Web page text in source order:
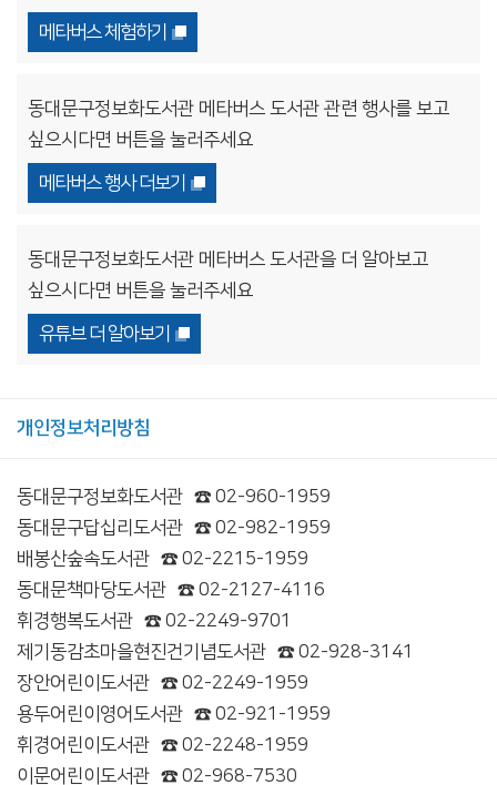
메타버스 체험하기
동대문구정보화도서관 메타버스 도서관 관련 행사를 보고
싶으시다면 버튼을 눌러주세요
메타버스 행사 더보기
동대문구정보화도서관 메타버스 도서관을 더 알아보고
싶으시다면 버튼을 눌러주세요
유튜브 더 알아보기
개인정보처리방침
동대문구정보화도서관 ☎ 02-960-1959
동대문구답십리도서관 ☎ 02-982-1959
배봉산숲속도서관 ☎ 02-2215-1959
동대문책마당도서관 ☎ 02-2127-4116
휘경행복도서관 ☎ 02-2249-9701
제기동감초마을현진건기념도서관 ☎ 02-928-3141
장안어린이도서관 ☎ 02-2249-1959
용두어린이영어도서관 ☎ 02-921-1959
휘경어린이도서관 ☎ 02-2248-1959
이문어린이도서관 ☎ 02-968-7530